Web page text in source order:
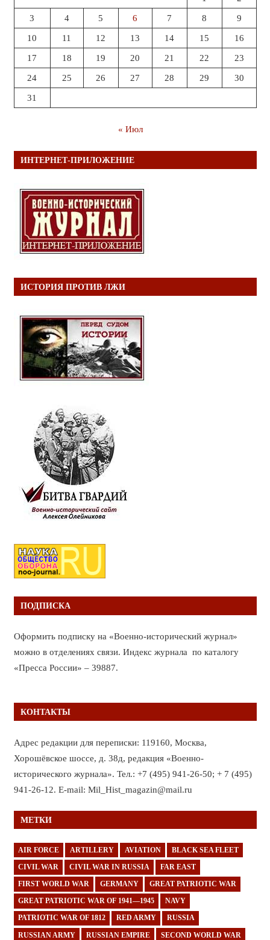
3 4 5 6 7 8 9
10 11 12 13 14 15 16
17 18 19 20 21 22 23
24 25 26 27 28 29 30
31
« Июл
ИНТЕРНЕТ-ПРИЛОЖЕНИЕ
ИСТОРИЯ ПРОТИВ ЛЖИ
ПОДПИСКА
Оформить подписку на «Военно-исторический журнал»
можно в отделениях связи. Индекс журнала по каталогу
«Пресса России» – 39887.
КОНТАКТЫ
Адрес редакции для переписки: 119160, Москва,
Хорошёвское шоссе, д. 38д, редакция «Военно-
исторического журнала». Тел.: +7 (495) 941-26-50; + 7 (495)
941-26-12. E-mail: Mil_Hist_magazin@mail.ru
МЕТКИ
AIR FORCE ARTILLERY AVIATION BLACK SEA FLEET
CIVIL WAR CIVIL WAR IN RUSSIA FAR EAST
FIRST WORLD WAR GERMANY GREAT PATRIOTIC WAR
GREAT PATRIOTIC WAR OF 1941—1945 NAVY
PATRIOTIC WAR OF 1812 RED ARMY RUSSIA
RUSSIAN ARMY RUSSIAN EMPIRE SECOND WORLD WAR